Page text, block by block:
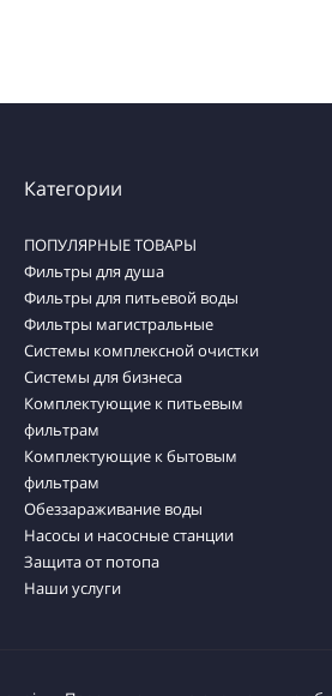
Категории
ПОПУЛЯРНЫЕ ТОВАРЫ
Фильтры для душа
Фильтры для питьевой воды
Фильтры магистральные
Системы комплексной очистки
Системы для бизнеса
Комплектующие к питьевым
фильтрам
Комплектующие к бытовым
фильтрам
Обеззараживание воды
Насосы и насосные станции
Защита от потопа
Наши услуги